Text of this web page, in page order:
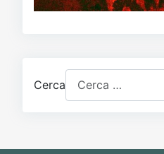
Cerca